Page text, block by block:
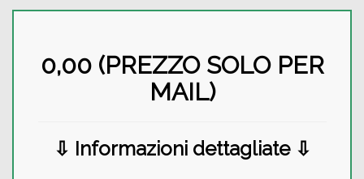
0,00 (PREZZO SOLO PER
MAIL)
⇩ Informazioni dettagliate ⇩